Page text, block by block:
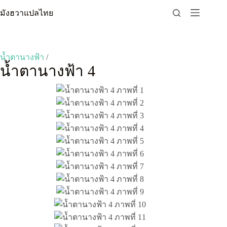
to
มังฮวาแปลไทย
น้ำตานางฟ้า /
น้ำตานางฟ้า 4